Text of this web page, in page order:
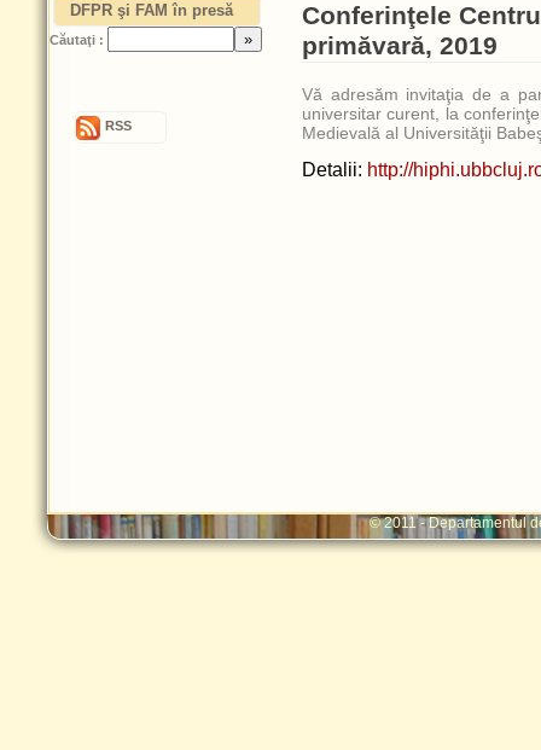
Conferinţele
primăvară, 2019
Vă adresăm invitaţia de a
universitar curent, la
Medievală al Universităţii
Detalii: http://
DFPR şi FAM în presă
Căutaţi :
RSS
© 2011 - Departamentul